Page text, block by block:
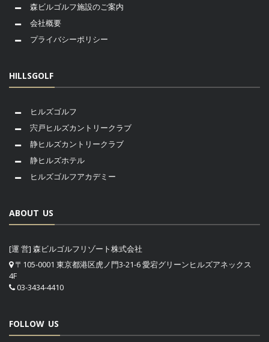
森ビルゴルフ施設のご案内
会社概要
プライバシーポリシー
HILLSGOLF
ヒルズゴルフ
宍戸ヒルズカントリークラブ
静ヒルズカントリークラブ
静ヒルズホテル
ヒルズゴルフアカデミー
ABOUT US
[運 営] 森ビルゴルフリゾート株式会社
〒105-0001 東京都港区虎ノ門3-21-6 愛宕グリーンヒルズアネックス
4F
03-3434-4410
FOLLOW US